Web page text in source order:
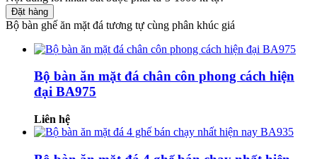
Đặt hàng
Bộ bàn ghế ăn mặt đá tương tự cùng phân khúc giá
Bộ bàn ăn mặt đá chân côn phong cách hiện
đại BA975
Liên hệ